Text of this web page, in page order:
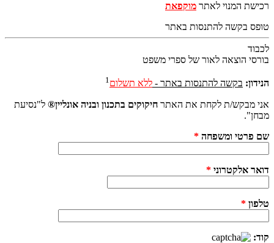
רכישת המנוי לאתר מוקפאת
טופס בקשה להתנסות באתר
לכבוד
בורסי הוצאה לאור של ספרי משפט
הנידון: בקשה להתנסות באתר - ללא תשלום1
אני מבקש/ת לקחת את האתר חיקוקים בתכנון ובניה אונליין® ל"נסיעת
מבחן".
שם פרטי ומשפחה *
דואר אלקטרוני *
טלפון *
קוד: